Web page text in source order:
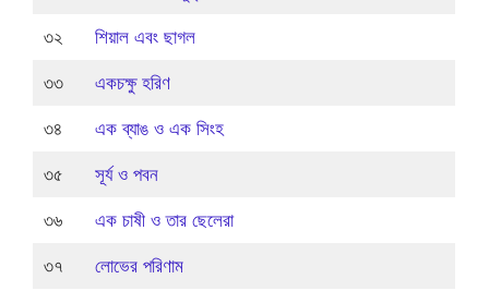
৩২ শিয়াল এবং ছাগল
৩৩ একচক্ষু হরিণ
৩৪ এক ব্যাঙ ও এক সিংহ
৩৫ সূর্য ও পবন
৩৬ এক চাষী ও তার ছেলেরা
৩৭ লোভের পরিণাম